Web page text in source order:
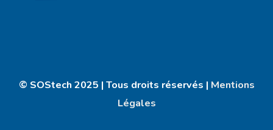
© SOStech 2025 | Tous droits réservés | Mentions
Légales